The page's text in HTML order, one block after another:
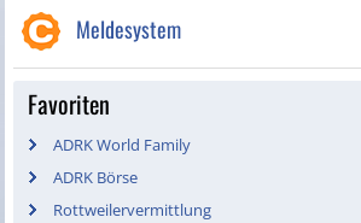
Meldesystem
Favoriten
ADRK World Family
ADRK Börse
Rottweilervermittlung